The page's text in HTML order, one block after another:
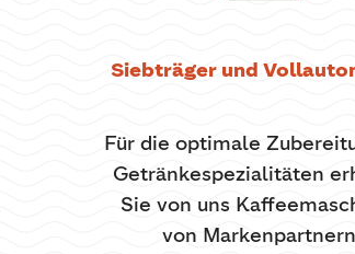
Siebträger und
Für die optimale
Getränkespezialitäten
Sie von uns
von